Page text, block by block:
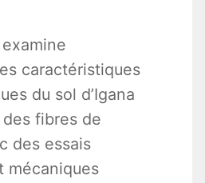
caractéristiques
du sol d’Igana
fibres de
des essais
mécaniques